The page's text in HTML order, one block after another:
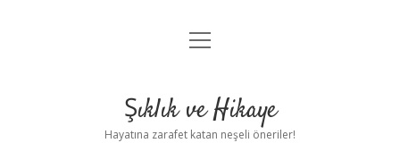
Anasayfa
Yasal Uyarı
menüyü
Şıklık ve Hikaye
Hayatına zarafet katan neşeli öneriler!